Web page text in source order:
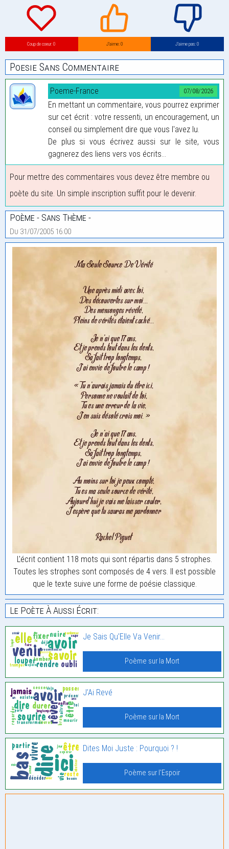
Coup de coeur: 0 J’aime: 0 J’aime pas: 0
Poesie Sans Commentaire
07/08/2026
Poeme-France
En mettant un commentaire, vous pourrez exprimer
sur cet écrit : votre ressenti, un encouragement, un
conseil ou simplement dire que vous l'avez lu.
De plus si vous écrivez aussi sur le site, vous
gagnerez des liens vers vos écrits...
Pour mettre des commentaires vous devez être membre ou
poète du site. Un simple inscription suffit pour le devenir.
Poème - Sans Thème -
Du 31/07/2005 16:00
L'écrit contient 118 mots qui sont répartis dans 5 strophes.
Toutes les strophes sont composés de 4 vers. Il est possible
que le texte suive une forme de poésie classique.
Le Poète À Aussi Écrit:
Je Sais Qu’Elle Va Venir…
Poème sur la Mort
J’Ai Revé
Poème sur la Mort
Dites Moi Juste : Pourquoi ? !
Poème sur l'Espoir